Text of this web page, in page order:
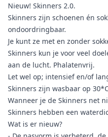
Nieuw! Skinners 2.0.
Skinners zijn schoenen én
ondoordringbaar.
Je kunt ze met en zonder
Skinners kun je voor veel
aan de lucht. Phalatenvrij.
Let wel op; intensief en/of
Skinners zijn wasbaar op
Wanneer je de Skinners net
Skinners hebben een
Wat is er nieuw?